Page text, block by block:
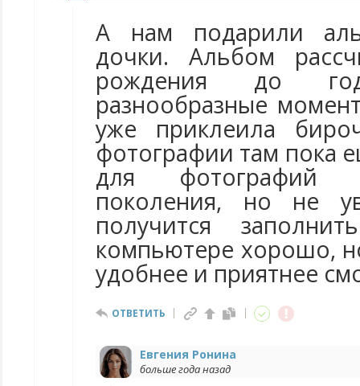
А нам подарили
дочки. Альбом
рождения до
разнообразные
уже приклеила
фотографии там пока
для фотографий
поколения, но не
получится
компьютере хорошо,
удобнее и приятнее
ОТВЕТИТЬ
Евгения Ронина
больше года назад